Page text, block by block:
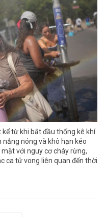
từ khi bắt đầu thống kê khí
nóng và khô hạn kéo
với nguy cơ cháy rừng,
ca tử vong liên quan đến thời